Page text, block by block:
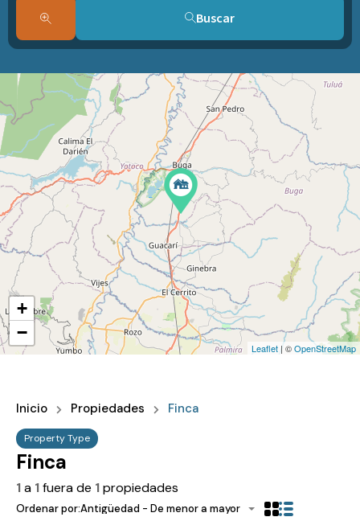
Buscar
+
−
Leaflet | ©OpenStreetMap
Inicio Propiedades Finca
Property Type
Finca
1a 1fuera de 1propiedades
Ordenar por:Antigüedad - De menor a mayor